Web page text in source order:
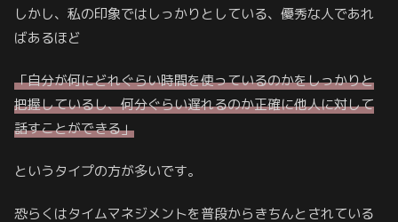
しかし、私の印象ではしっかりとしている、優秀な人であれ
ばあるほど
「自分が何にどれぐらい時間を使っているのかをしっかりと
把握しているし、何分ぐらい遅れるのか正確に他人に対して
話すことができる」
というタイプの方が多いです。
恐らくはタイムマネジメントを普段からきちんとされている